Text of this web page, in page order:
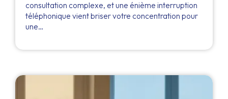
consultation complexe, et une énième interruption
téléphonique vient briser votre concentration pour
une…